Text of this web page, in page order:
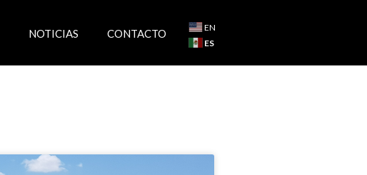
NOTICIAS CONTACTO EN
ES